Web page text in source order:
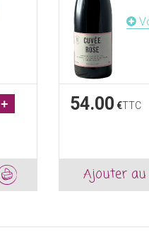
+ 54.00 €TTC
Ajouter